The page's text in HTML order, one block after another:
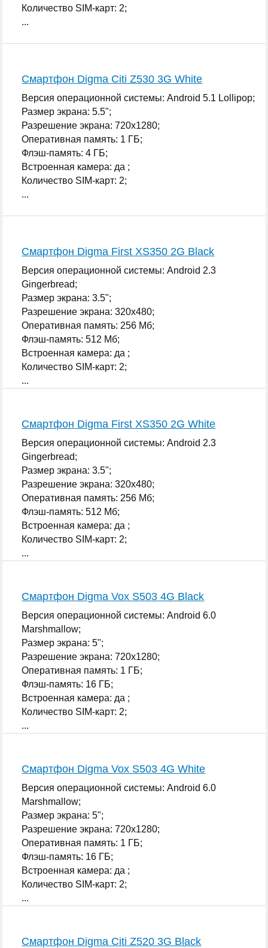
Количество SIM-карт: 2;
...
Смартфон Digma Citi Z530 3G White
Версия операционной системы: Android 5.1 Lollipop;
Размер экрана: 5.5";
Разрешение экрана: 720x1280;
Оперативная память: 1 ГБ;
Флэш-память: 4 ГБ;
Встроенная камера: да ;
Количество SIM-карт: 2;
...
Смартфон Digma First XS350 2G Black
Версия операционной системы: Android 2.3
Gingerbread;
Размер экрана: 3.5";
Разрешение экрана: 320x480;
Оперативная память: 256 Мб;
Флэш-память: 512 Мб;
Встроенная камера: да ;
Количество SIM-карт: 2;
...
Смартфон Digma First XS350 2G White
Версия операционной системы: Android 2.3
Gingerbread;
Размер экрана: 3.5";
Разрешение экрана: 320x480;
Оперативная память: 256 Мб;
Флэш-память: 512 Мб;
Встроенная камера: да ;
Количество SIM-карт: 2;
...
Смартфон Digma Vox S503 4G Black
Версия операционной системы: Android 6.0
Marshmallow;
Размер экрана: 5";
Разрешение экрана: 720x1280;
Оперативная память: 1 ГБ;
Флэш-память: 16 ГБ;
Встроенная камера: да ;
Количество SIM-карт: 2;
...
Смартфон Digma Vox S503 4G White
Версия операционной системы: Android 6.0
Marshmallow;
Размер экрана: 5";
Разрешение экрана: 720x1280;
Оперативная память: 1 ГБ;
Флэш-память: 16 ГБ;
Встроенная камера: да ;
Количество SIM-карт: 2;
...
Смартфон Digma Citi Z520 3G Black